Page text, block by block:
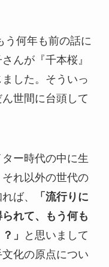
う何年も前の話に
んが『千本桜』
した。そういっ
世間に台頭して
ー時代の中に生
れ以外の世代の
ば、
「流行りに
れて、もう何も
」
と思いまして
文化の原点につい